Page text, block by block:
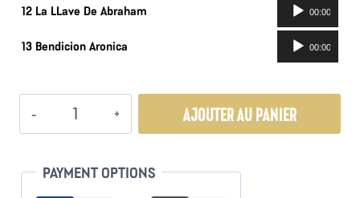
12 La LLave De Abraham
audio
00:00
13 Bendicion Aronica
audio
00:00
AJOUTER AU PANIER
PAYMENT OPTIONS